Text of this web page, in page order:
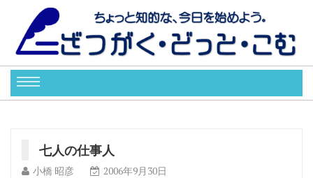
七人の仕事人
小橋 昭彦 2006年9月30日